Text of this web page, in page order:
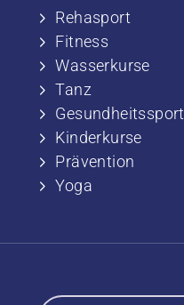
​Rehasport
​​Fitness
​​Wasserkurse
​​Tanz
​Gesundheitssport
​Kinderkurse
Prävention
Yoga